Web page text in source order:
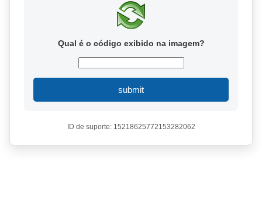
Qual é o código exibido na imagem?
submit
ID de suporte: 15218625772153282062